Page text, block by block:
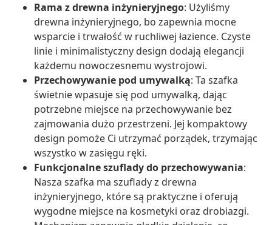
Rama z drewna inżynieryjnego: Użyliśmy
drewna inżynieryjnego, bo zapewnia mocne
wsparcie i trwałość w ruchliwej łazience. Czyste
linie i minimalistyczny design dodają elegancji
każdemu nowoczesnemu wystrojowi.
Przechowywanie pod umywalką: Ta szafka
świetnie wpasuje się pod umywalką, dając
potrzebne miejsce na przechowywanie bez
zajmowania dużo przestrzeni. Jej kompaktowy
design pomoże Ci utrzymać porządek, trzymając
wszystko w zasięgu ręki.
Funkcjonalne szuflady do przechowywania:
Nasza szafka ma szuflady z drewna
inżynieryjnego, które są praktyczne i oferują
wygodne miejsce na kosmetyki oraz drobiazgi.